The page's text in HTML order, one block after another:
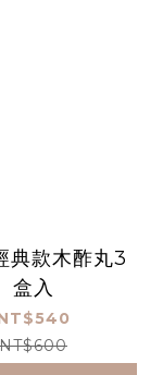
典款木酢丸3
盒入
NT$600